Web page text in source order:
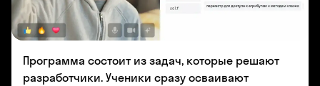
Программа состоит из задач, которые решают
разработчики. Ученики сразу осваивают